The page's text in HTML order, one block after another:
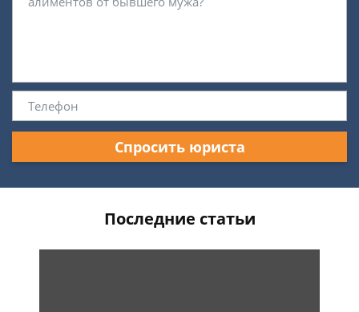
Спросить юриста
Последние статьи